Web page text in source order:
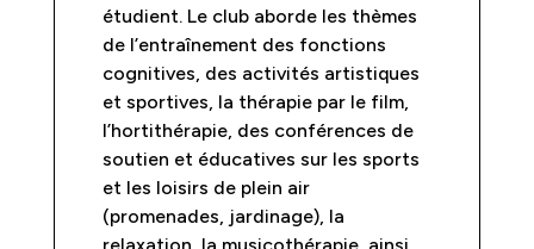
étudient. Le club aborde les thèmes
de l’entraînement des fonctions
cognitives, des activités artistiques
et sportives, la thérapie par le film,
l’hortithérapie, des conférences de
soutien et éducatives sur les sports
et les loisirs de plein air
(promenades, jardinage), la